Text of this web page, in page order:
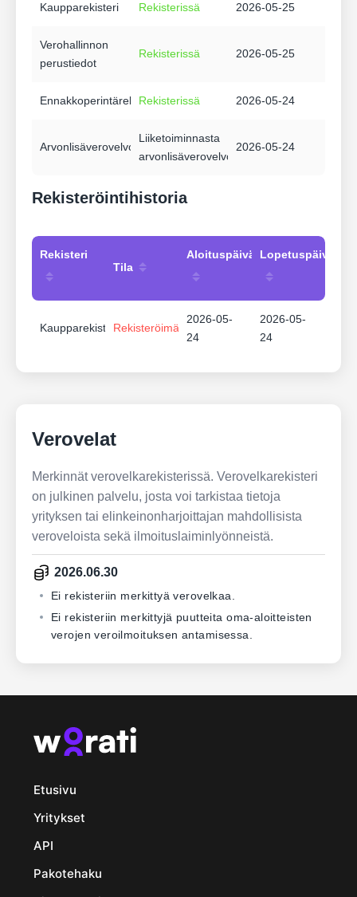
Kaupparekisteri Rekisterissä 2026-05-25
Verohallinnon
perustiedot
Rekisterissä 2026-05-25
EnnakkoperintärekisteriRekisterissä 2026-05-24
Arvonlisäverovelvollisuus
Liiketoiminnasta
arvonlisäverovelvollinen
2026-05-24
Rekisteröintihistoria
Rekisteri
Tila
Aloituspäivämäärä
KaupparekisteriRekisteröimätön
2026-05-
24
2026-05-
24
Verovelat
Merkinnät verovelkarekisterissä. Verovelkarekisteri
on julkinen palvelu, josta voi tarkistaa tietoja
yrityksen tai elinkeinonharjoittajan mahdollisista
veroveloista sekä ilmoituslaiminlyönneistä.
2026.06.30
Ei rekisteriin merkittyä verovelkaa.
Ei rekisteriin merkittyjä puutteita oma-aloitteisten
verojen veroilmoituksen antamisessa.
Etusivu
Yritykset
API
Pakotehaku